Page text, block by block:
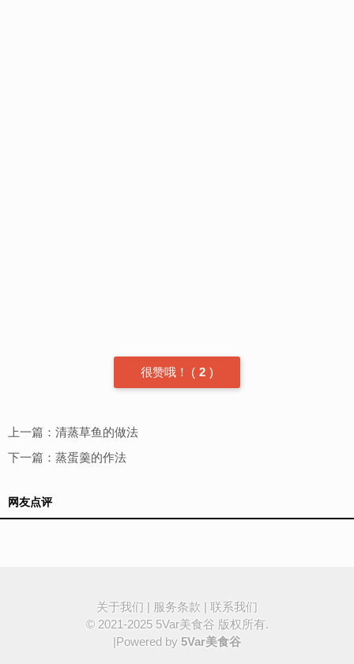
很赞哦！ ( 2 )
上一篇： 清蒸草鱼的做法
下一篇： 蒸蛋羹的作法
网友点评
关于我们 | 服务条款 | 联系我们
© 2021-2025 5Var美食谷 版权所有.
|Powered by 5Var美食谷